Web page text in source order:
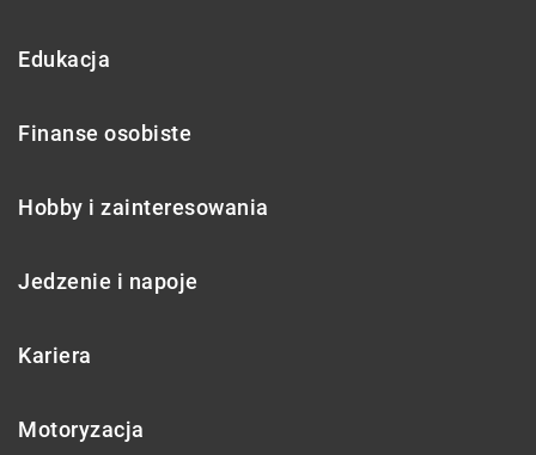
Edukacja
Finanse osobiste
Hobby i zainteresowania
Jedzenie i napoje
Kariera
Motoryzacja